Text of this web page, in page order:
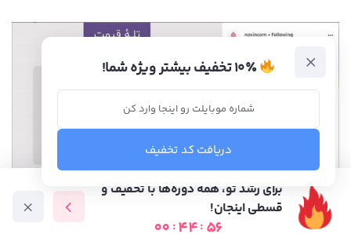
۱۰٪ تخفیف بیشتر ویژه شما!
دریافت کد تخفیف
برای رشد تو، همه دوره‌ها با تخفیف و
قسطی اینجان!
00 : 44 : 54 دوره آموزشی متخصص ها